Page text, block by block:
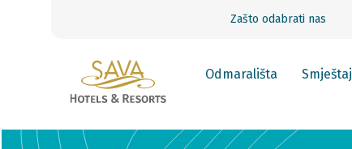
Zašto odabrati nas
Odmarališta Smještaj